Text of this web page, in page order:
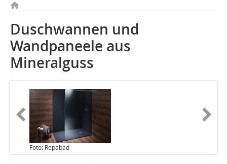
Duschwannen und
Wandpaneele aus
Mineralguss
Foto: Repabad